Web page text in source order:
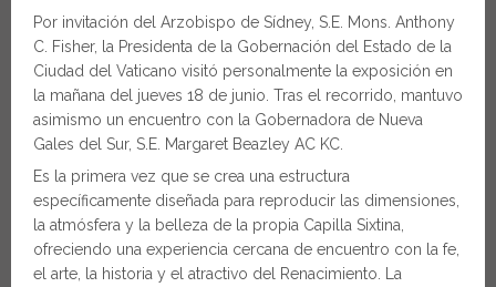
Por invitación del Arzobispo de Sídney, S.E. Mons. Anthony
C. Fisher, la Presidenta de la Gobernación del Estado de la
Ciudad del Vaticano visitó personalmente la exposición en
la mañana del jueves 18 de junio. Tras el recorrido, mantuvo
asimismo un encuentro con la Gobernadora de Nueva
Gales del Sur, S.E. Margaret Beazley AC KC.
Es la primera vez que se crea una estructura
específicamente diseñada para reproducir las dimensiones,
la atmósfera y la belleza de la propia Capilla Sixtina,
ofreciendo una experiencia cercana de encuentro con la fe,
el arte, la historia y el atractivo del Renacimiento. La